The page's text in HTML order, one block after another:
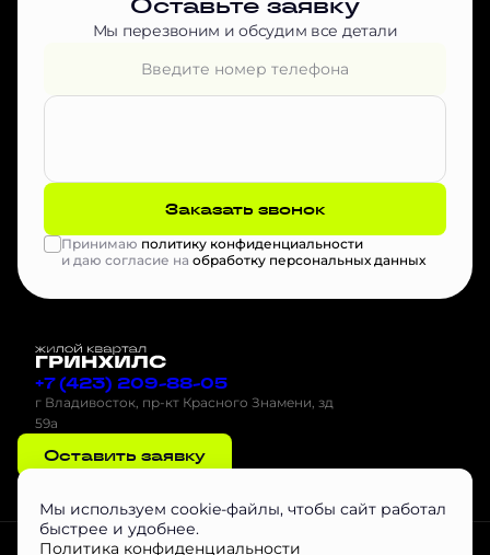
Мы перезвоним и обсудим все детали
Заказать звонок
Принимаю политику конфиденциальности
и даю согласие на обработку персональных данных
+7 (423) 209-88-05
г Владивосток, пр-кт Красного Знамени, зд
59а
Оставить заявку
Проектная декларация на наш.дом.рф
Мы используем cookie-файлы, чтобы сайт работал
быстрее и удобнее.
Политика конфиденциальности